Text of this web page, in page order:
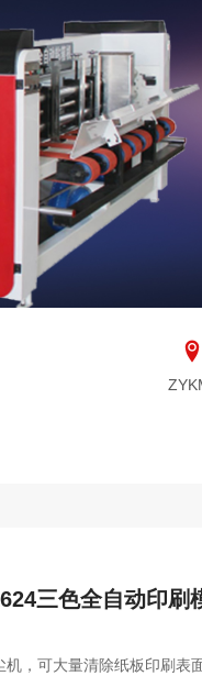
三色全自动印刷
，可大量清除纸板印刷表